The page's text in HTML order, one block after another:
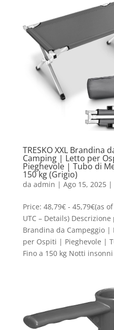
TRESKO XXL Brandina
Camping | Letto per
Pieghevole | Tubo di
150 kg (Grigio)
da admin | Ago 15, 2025|
Price: 48,79€ - 45,79€(as
UTC – Details) Descrizione
Brandina da Campeggio
per Ospiti | Pieghevole |
Fino a 150 kg Notti